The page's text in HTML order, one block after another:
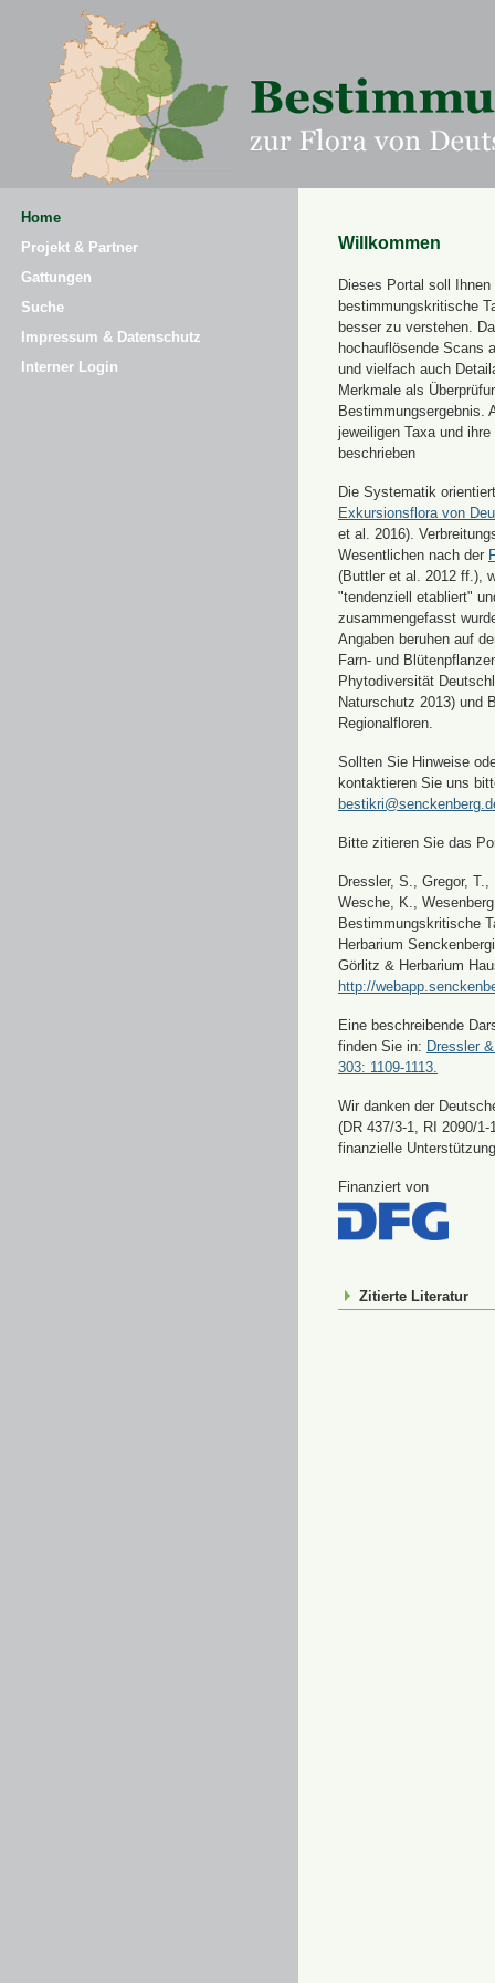
Home
Projekt & Partner
Gattungen
Suche
Impressum & Datenschutz
Interner Login
Willkommen
Dieses Portal soll Ihnen
bestimmungskritische
besser zu verstehen.
hochauflösende Scans
und vielfach auch
Merkmale als
Bestimmungsergebnis.
jeweiligen Taxa und
beschrieben
Die Systematik
Exkursionsflora von
et al. 2016).
Wesentlichen nach der
(Buttler et al. 2012 ff.),
"tendenziell etabliert"
zusammengefasst
Angaben beruhen auf
Farn- und
Phytodiversität
Naturschutz 2013) und
Regionalfloren.
Sollten Sie Hinweise
kontaktieren Sie uns
Bitte zitieren Sie das
Dressler, S., Gregor,
Wesche, K.,
Bestimmungskritische
Herbarium
Görlitz & Herbarium
http://
Eine beschreibende
finden Sie in: Dressler
303: 1109-1113.
Wir danken der
(DR 437/3-1, RI 2090/
finanzielle
Finanziert von
Zitierte Literatur